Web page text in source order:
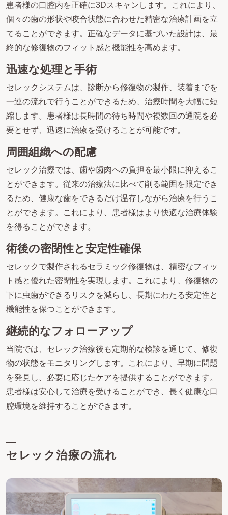
患者様の口腔内を正確に3Dスキャンします。これにより、
個々の歯の形状や咬合状態に合わせた精密な治療計画を立
てることができます。正確なデータに基づいた設計は、最
終的な修復物のフィット感と機能性を高めます。
迅速な処理と手術
セレックシステムは、診断から修復物の製作、装着までを
一連の流れで行うことができるため、治療時間を大幅に短
縮します。患者様は長時間の待ち時間や複数回の通院を必
要とせず、迅速に治療を受けることが可能です。
周囲組織への配慮
セレック治療では、歯や歯肉への負担を最小限に抑えるこ
とができます。従来の治療法に比べて削る範囲を限定でき
るため、健康な歯をできるだけ温存しながら治療を行うこ
とができます。これにより、患者様はより快適な治療体験
を得ることができます。
術後の密閉性と安定性確保
セレックで製作されるセラミック修復物は、精密なフィッ
ト感と優れた密閉性を実現します。これにより、修復物の
下に虫歯ができるリスクを減らし、長期にわたる安定性と
機能性を保つことができます。
継続的なフォローアップ
当院では、セレック治療後も定期的な検診を通じて、修復
物の状態をモニタリングします。これにより、早期に問題
を発見し、必要に応じたケアを提供することができます。
患者様は安心して治療を受けることができ、長く健康な口
腔環境を維持することができます。
セレック治療の流れ